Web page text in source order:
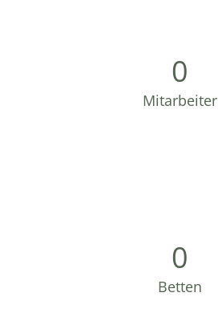
0
Mitarbeiter
0
Betten